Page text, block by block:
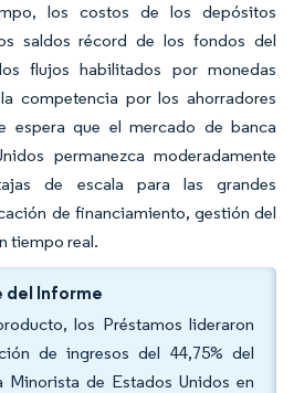
los costos de los depósitos
saldos récord de los fondos del
flujos habilitados por monedas
competencia por los ahorradores
espera que el mercado de banca
permanezca moderadamente
de escala para las grandes
de financiamiento, gestión del
tiempo real.
del Informe
los Préstamos lideraron
de ingresos del 44,75% del
Minorista de Estados Unidos en